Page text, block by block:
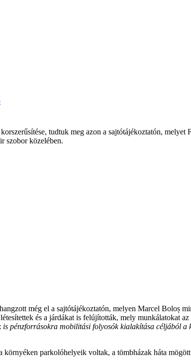
tudtuk meg azon a sajtótájékoztatón, melyet
szobor közelében.
még el a sajtótájékoztatón, melyen Marcel Boloș
és a járdákat is felújították, mely munkálatokat
pénzforrásokra mobilitási folyosók kialakítása céljából
parkolóhelyeik voltak, a tömbházak háta